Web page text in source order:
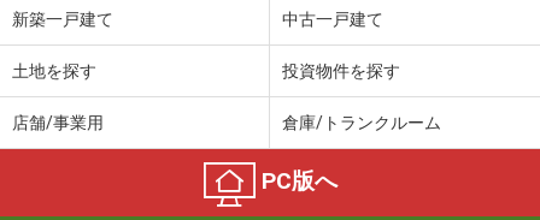
新築一戸建て 中古一戸建て
土地を探す 投資物件を探す
店舗/事業用 倉庫/トランクルーム
PC版へ